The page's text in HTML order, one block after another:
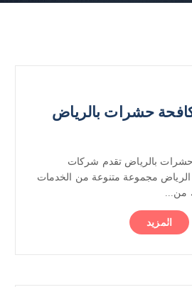
حشرات بالرياض
بالرياض تقدم شركات
مجموعة متنوعة من الخدمات
من...
المزيد